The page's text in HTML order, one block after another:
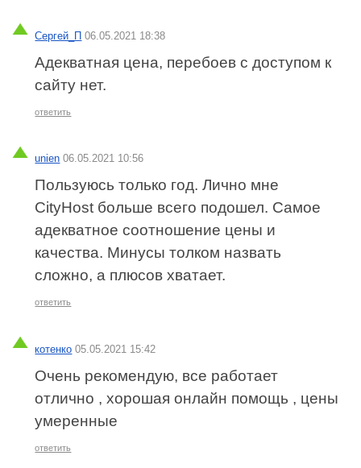
Сергей_П 06.05.2021 18:38
Адекватная цена, перебоев с доступом к
сайту нет.
ответить
unien 06.05.2021 10:56
Пользуюсь только год. Лично мне
CityHost больше всего подошел. Самое
адекватное соотношение цены и
качества. Минусы толком назвать
сложно, а плюсов хватает.
ответить
котенко 05.05.2021 15:42
Очень рекомендую, все работает
отлично , хорошая онлайн помощь , цены
умеренные
ответить